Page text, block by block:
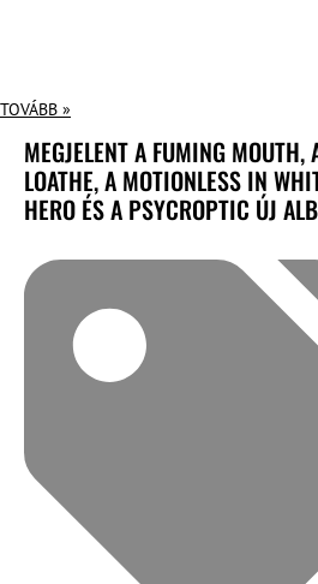
TOVÁBB »
MEGJELENT A FUMING MOUTH,
LOATHE, A MOTIONLESS IN
HERO ÉS A PSYCROPTIC ÚJ